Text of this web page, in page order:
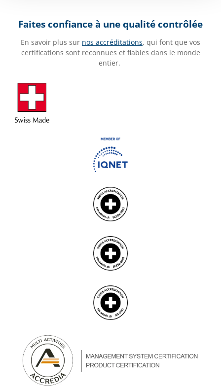
Faites confiance à une qualité contrôlée
En savoir plus sur nos accréditations, qui font que vos
certifications sont reconnues et fiables dans le monde
entier.